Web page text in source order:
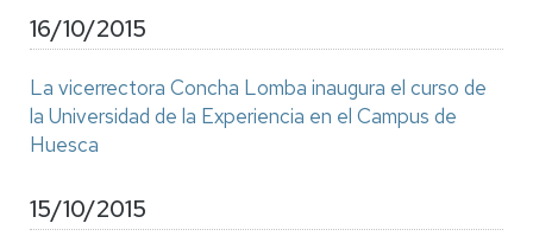
16/10/2015
La vicerrectora Concha Lomba inaugura el curso de
la Universidad de la Experiencia en el Campus de
Huesca
15/10/2015